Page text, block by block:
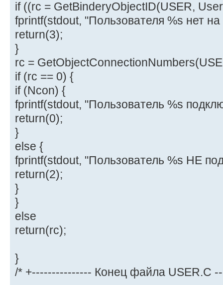
if ((rc = GetBinderyObjectID(USER,
fprintf(stdout, "Пользователя %s нет
return(3);
}
rc =
if (rc == 0) {
if (Ncon) {
fprintf(stdout, "Пользователь %s
return(0);
}
else {
fprintf(stdout, "Пользователь %s НЕ
return(2);
}
}
else
return(rc);
}
/* +--------------- Конец файла USER.C